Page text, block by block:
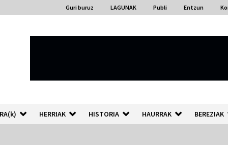
Guri buruz LAGUNAK Publi Entzun
HERRIAK HISTORIA HAURRAK BEREZIAK